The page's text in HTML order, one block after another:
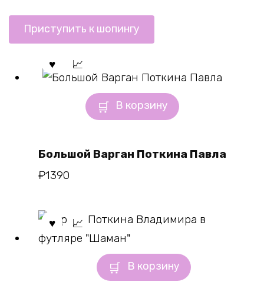
Приступить к шопингу
В корзину
Большой Варган Поткина Павла
₽1390
В корзину